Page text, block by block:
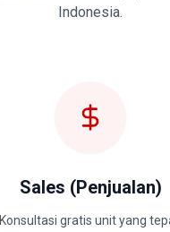
Indonesia.
Sales (Penjualan)
Konsultasi gratis unit yang